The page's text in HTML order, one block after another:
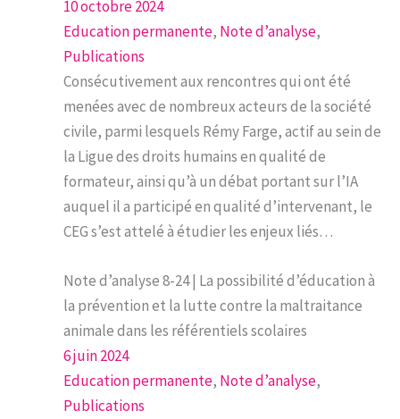
10 octobre 2024
Education permanente, Note d’analyse
Publications
Consécutivement aux rencontres qui ont été
menées avec de nombreux acteurs de la société
civile, parmi lesquels Rémy Farge, actif au sein de
la Ligue des droits humains en qualité de
formateur, ainsi qu’à un débat portant sur l’IA
auquel il a participé en qualité d’intervenant, le
CEG s’est attelé à étudier les enjeux liés…
Note d’analyse 8-24 | La possibilité d’éducation à
la prévention et la lutte contre la maltraitance
animale dans les référentiels scolaires
6 juin 2024
Education permanente, Note d’analyse
Publications